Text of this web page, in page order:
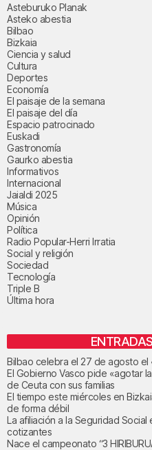
Asteburuko Planak
Asteko abestia
Bilbao
Bizkaia
Ciencia y salud
Cultura
Deportes
Economía
El paisaje de la semana
El paisaje del día
Espacio patrocinado
Euskadi
Gastronomía
Gaurko abestia
Informativos
Internacional
Jaialdi 2025
Música
Opinión
Política
Radio Popular-Herri Irratia
Social y religión
Sociedad
Tecnología
Triple B
Última hora
Bilbao celebra el 27 de agosto el
El Gobierno Vasco pide «agotar
de Ceuta con sus familias
El tiempo este miércoles en
de forma débil
La afiliación a la Seguridad
cotizantes
Nace el campeonato “3